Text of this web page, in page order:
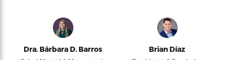
Dra. Bárbara D. Barros Brian Díaz